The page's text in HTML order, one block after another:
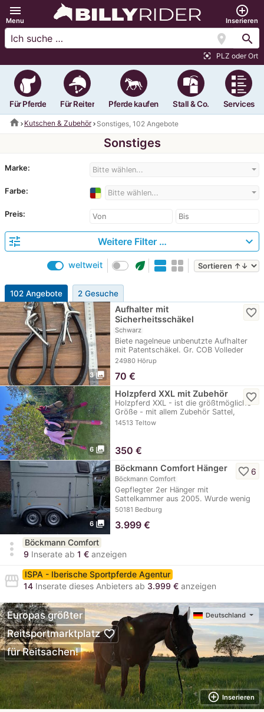
menu
Menu
add_circle_outline
Inserieren
location_on search
center_focus_strong PLZ oder Ort
Für Pferde Für Reiter Pferde kaufen Stall & Co. Services
home Kutschen & Zubehör Sonstiges, 102 Angebote
Sonstiges
Marke: Bitte wählen...
Farbe: Bitte wählen...
Preis:
tune Weitere Filter … expand_more
weltweit eco
102 Angebote 2 Gesuche
3 photo_library
Aufhalter mit
Sicherheitsschäkel
Schwarz
Biete nagelneue unbenutzte Aufhalter
mit Patentschäkel. Gr. COB Volleder
Maße auf…
24980 Hörup
favorite_border
70 €
6 photo_library
Holzpferd XXL mit Zubehör
Holzpferd XXL - ist die größtmögliche
Größe - mit allem Zubehör Sattel,
Trense usw.…
14513 Teltow
favorite_border
350 €
6 photo_library
Böckmann Comfort Hänger
Böckmann Comfort
Gepflegter 2er Hänger mit
Sattelkammer aus 2005. Wurde wenig
benutzt, wenn nur mit 1…
50181 Bedburg
favorite_border 6
3.999 €
more_vert
Böckmann Comfort
9 Inserate ab 1 € anzeigen
storefront
ISPA - Iberische Sportpferde Agentur
14 Inserate dieses Anbieters ab 3.999 € anzeigen
Deutschland
Europas größter
Reitsportmarktplatz favorite_border
für Reitsachen!
add_circle_outline Inserieren